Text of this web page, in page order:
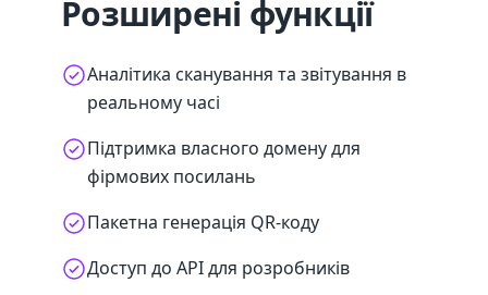
Розширені функції
Аналітика сканування та звітування в
реальному часі
Підтримка власного домену для
фірмових посилань
Пакетна генерація QR-коду
Доступ до API для розробників